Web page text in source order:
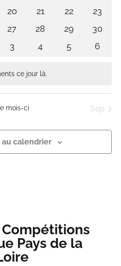
0
évènements
20
0
évènements
21
0
22
0
23
0
27
0
28
0
évènements
29
0
30
0
3
0
4
0
5
0
6
ce jour là.
mois-ci Sep
au calendrier
Compétitions
Pays de la